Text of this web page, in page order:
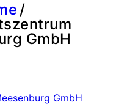
GmbH